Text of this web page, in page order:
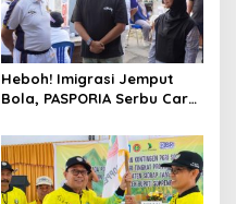
Heboh! Imigrasi Jemput
Bola, PASPORIA Serbu Car
Warga Antre Nikmati
Layanan Paspor Akhir
Pekan